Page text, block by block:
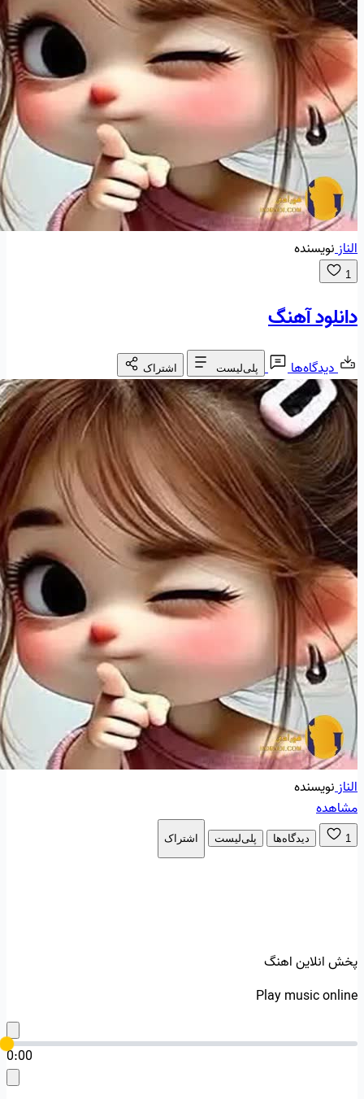
النازنویسنده
1
دانلود آهنگ
دیدگاه‌ها پلی‌لیست اشتراک
النازنویسنده
مشاهده
1 دیدگاه‌ها پلی‌لیست اشتراک
پخش انلاین اهنگ
Play music online
0:00